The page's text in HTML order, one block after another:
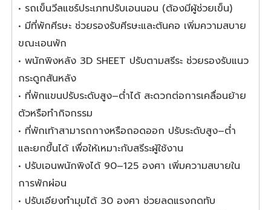
• รถเข็นวีลแชร์ประเภทปรับเอนนอน (ต้องมีผู้ช่วยเข็น)
• มีที่พักศีรษะ ช่วยรองรับศีรษะและต้นคอ เพิ่มความสบาย
ขณะเอนพัก
• พนักพิงหลัง 3D SHEET ปรับตามสรีระ ช่วยรองรับแนว
กระดูกสันหลัง
• ที่พักแขนปรับระดับสูง–ต่ำได้ สะดวกต่อการเคลื่อนย้าย
ตัวหรือทำกิจกรรม
• ที่พักเท้าสามารถกางหรือถอดออก ปรับระดับสูง–ต่ำ
และยกขึ้นได้ เพื่อให้เหมาะกับสรีระผู้ใช้งาน
• ปรับเอนพนักพิงได้ 90–125 องศา เพิ่มความสบายใน
การพักผ่อน
• ปรับเอียงทำมุมได้ 30 องศา ช่วยลดแรงกดทับ